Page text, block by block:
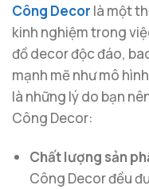
Công Decor là một
kinh nghiệm trong
đồ decor độc đáo,
mạnh mẽ như mô
là những lý do bạn
Công Decor:
Chất lượng sản
Công Decor đều